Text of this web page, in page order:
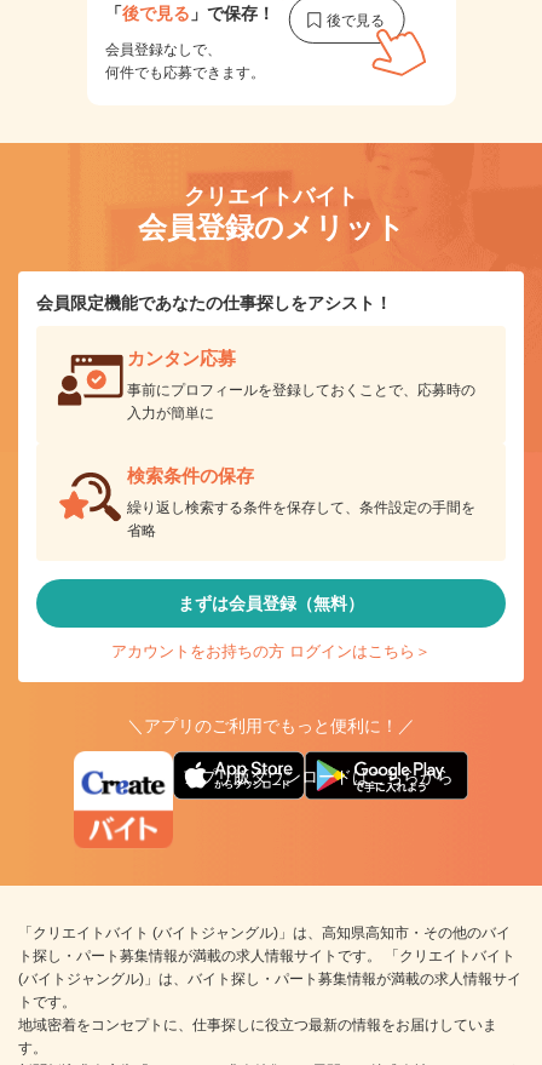
「後で見る 」で保存！
会員登録なしで、
何件でも応募できます。
クリエイトバイト
会員登録のメリット
会員限定機能であなたの仕事探しをアシスト！
カンタン応募
事前にプロフィールを登録しておくことで、応募時の
入力が簡単に
検索条件の保存
繰り返し検索する条件を保存して、条件設定の手間を
省略
まずは会員登録（無料）
アカウントをお持ちの方 ログインはこちら＞
＼アプリのご利用でもっと便利に！／
アプリ版ダウンロードはこちらから
「クリエイトバイト (バイトジャングル)」は、高知県高知市・その他のバイ
ト探し・パート募集情報が満載の求人情報サイトです。 「クリエイトバイト
(バイトジャングル)」は、バイト探し・パート募集情報が満載の求人情報サイ
トです。
地域密着をコンセプトに、仕事探しに役立つ最新の情報をお届けしていま
す。